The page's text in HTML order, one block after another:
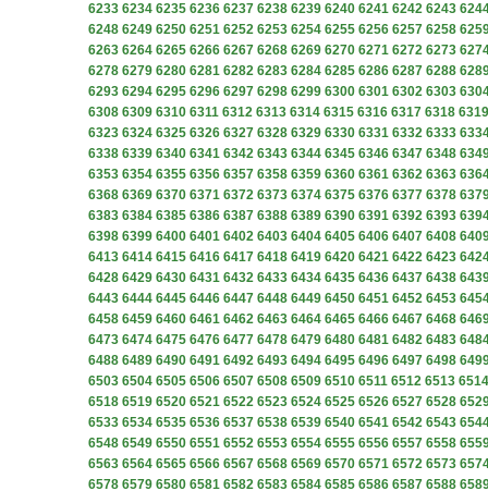
6233 6234 6235 6236 6237 6238 6239 6240 6241 6242 6243
6248 6249 6250 6251 6252 6253 6254 6255 6256 6257 6258
6263 6264 6265 6266 6267 6268 6269 6270 6271 6272 6273
6278 6279 6280 6281 6282 6283 6284 6285 6286 6287 6288
6293 6294 6295 6296 6297 6298 6299 6300 6301 6302 6303
6308 6309 6310 6311 6312 6313 6314 6315 6316 6317 6318 6319
6323 6324 6325 6326 6327 6328 6329 6330 6331 6332 6333
6338 6339 6340 6341 6342 6343 6344 6345 6346 6347 6348
6353 6354 6355 6356 6357 6358 6359 6360 6361 6362 6363
6368 6369 6370 6371 6372 6373 6374 6375 6376 6377 6378
6383 6384 6385 6386 6387 6388 6389 6390 6391 6392 6393
6398 6399 6400 6401 6402 6403 6404 6405 6406 6407 6408
6413 6414 6415 6416 6417 6418 6419 6420 6421 6422 6423
6428 6429 6430 6431 6432 6433 6434 6435 6436 6437 6438
6443 6444 6445 6446 6447 6448 6449 6450 6451 6452 6453
6458 6459 6460 6461 6462 6463 6464 6465 6466 6467 6468
6473 6474 6475 6476 6477 6478 6479 6480 6481 6482 6483
6488 6489 6490 6491 6492 6493 6494 6495 6496 6497 6498
6503 6504 6505 6506 6507 6508 6509 6510 6511 6512 6513 6514
6518 6519 6520 6521 6522 6523 6524 6525 6526 6527 6528
6533 6534 6535 6536 6537 6538 6539 6540 6541 6542 6543
6548 6549 6550 6551 6552 6553 6554 6555 6556 6557 6558
6563 6564 6565 6566 6567 6568 6569 6570 6571 6572 6573
6578 6579 6580 6581 6582 6583 6584 6585 6586 6587 6588